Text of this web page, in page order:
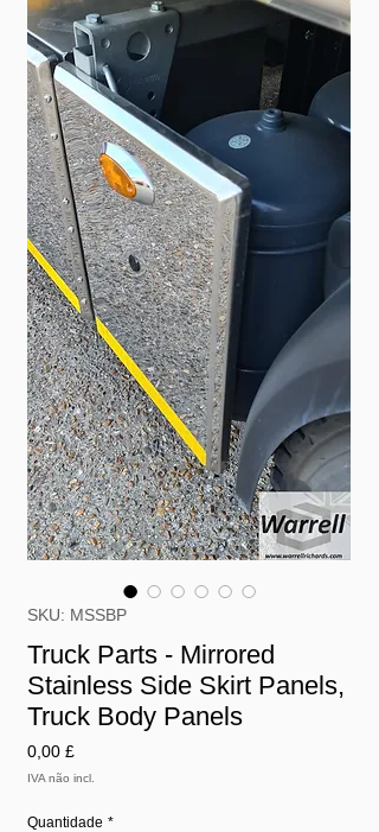
SKU: MSSBP
Truck Parts - Mirrored
Stainless Side Skirt Panels,
Truck Body Panels
0,00 £
IVA não incl.
Quantidade *